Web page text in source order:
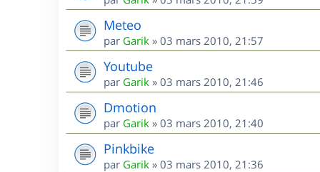
Meteo
par Garik » 03 mars 2010, 21:57
Youtube
par Garik » 03 mars 2010, 21:46
Dmotion
par Garik » 03 mars 2010, 21:40
Pinkbike
par Garik » 03 mars 2010, 21:36